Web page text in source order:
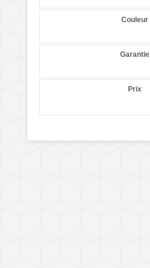
Couleur
Garantie
Prix